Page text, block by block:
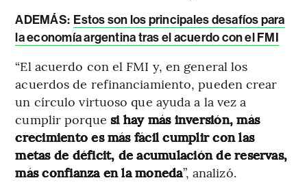
ADEMÁS: Estos son los principales desafíos para
la economía argentina tras el acuerdo con el FMI
“El acuerdo con el FMI y, en general los
acuerdos de refinanciamiento, pueden crear
un círculo virtuoso que ayuda a la vez a
cumplir porque si hay más inversión, más
crecimiento es más fácil cumplir con las
metas de déficit, de acumulación de reservas,
más confianza en la moneda”, analizó.